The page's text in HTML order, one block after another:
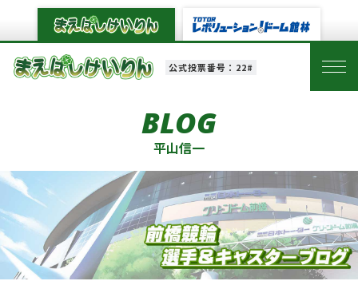
公式投票番号：22#
BLOG
平山信一